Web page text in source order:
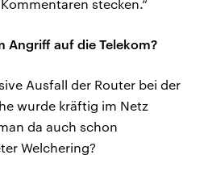
stecken.“
Angriff auf die Telekom?
Ausfall der Router bei der
wurde kräftig im Netz
da auch schon
Welchering?